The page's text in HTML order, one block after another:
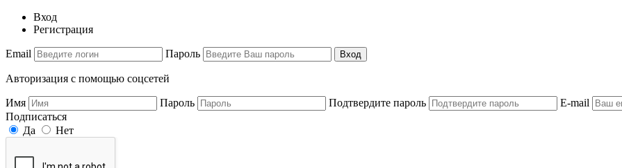
Вход
Регистрация
Email Пароль Вход
Авторизация с помощью соцсетей
Имя Пароль Подтвердите пароль
E-mail
Подписаться
Да
Нет